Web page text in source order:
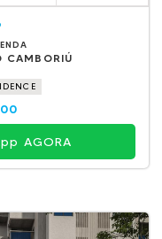
CAMBORIÚ
AGORA